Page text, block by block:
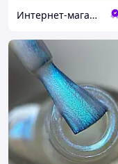
Интернет-магазин Star Beauty